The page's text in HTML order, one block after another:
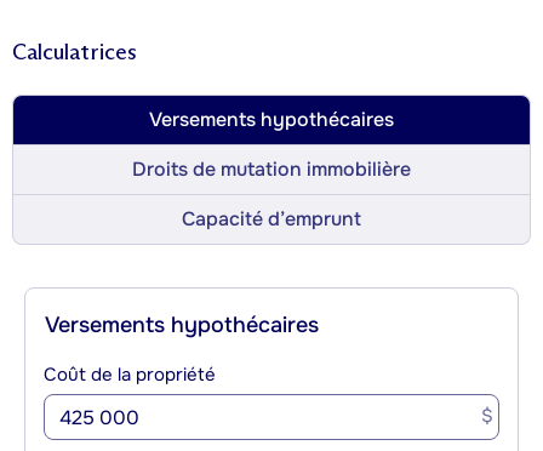
Calculatrices
Versements hypothécaires
Droits de mutation immobilière
Capacité d’emprunt
Versements hypothécaires
Coût de la propriété
$